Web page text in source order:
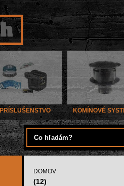
PRÍSLUŠENSTVO KOMÍNOVÉ
DOMOV
(12)